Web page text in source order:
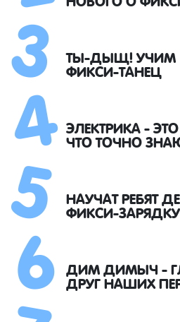
ТЫ-ДЫЩ! УЧИМ
ФИКСИ-ТАНЕЦ
ЭЛЕКТРИКА -
ЧТО ТОЧНО
НАУЧАТ РЕБЯТ
ФИКСИ-ЗАРЯДКУ
ДИМ ДИМЫЧ -
ДРУГ НАШИХ